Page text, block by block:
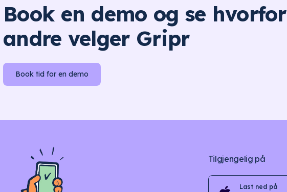
Book en demo og se hvorfor
andre velger Gripr
Book tid for en demo
Tilgjengelig på
Last ned på